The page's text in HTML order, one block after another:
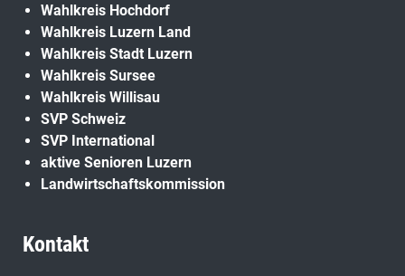
Wahlkreis Hochdorf
Wahlkreis Luzern Land
Wahlkreis Stadt Luzern
Wahlkreis Sursee
Wahlkreis Willisau
SVP Schweiz
SVP International
aktive Senioren Luzern
Landwirtschaftskommission
Kontakt